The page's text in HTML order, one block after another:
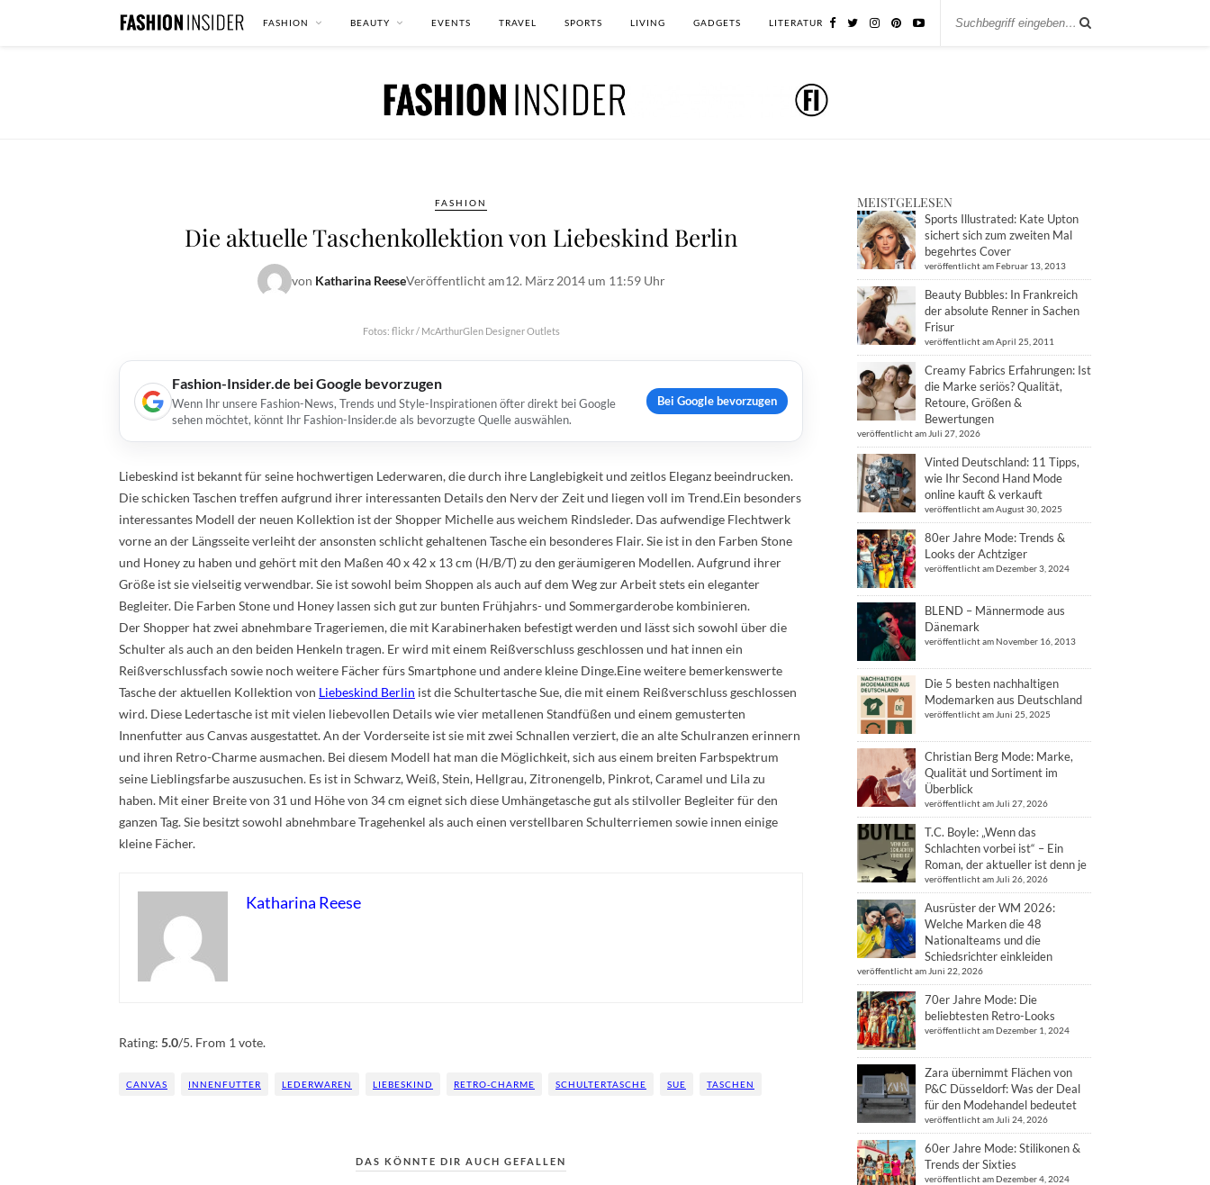
FASHION BEAUTY EVENTS TRAVEL SPORTS LIVING GADGETS LITERATUR
FASHION
Die aktuelle Taschenkollektion von Liebeskind Berlin
von Katharina ReeseVeröffentlicht am12. März 2014 um 11:59 Uhr
Fotos: flickr / McArthurGlen Designer Outlets
Fashion-Insider.de bei Google bevorzugen
Wenn Ihr unsere Fashion-News, Trends und Style-Inspirationen öfter direkt bei Google
sehen möchtet, könnt Ihr Fashion-Insider.de als bevorzugte Quelle auswählen.
Bei Google bevorzugen
Liebeskind ist bekannt für seine hochwertigen Lederwaren, die durch ihre Langlebigkeit und zeitlos Eleganz beeindrucken.
Die schicken Taschen treffen aufgrund ihrer interessanten Details den Nerv der Zeit und liegen voll im Trend.Ein besonders
interessantes Modell der neuen Kollektion ist der Shopper Michelle aus weichem Rindsleder. Das aufwendige Flechtwerk
vorne an der Längsseite verleiht der ansonsten schlicht gehaltenen Tasche ein besonderes Flair. Sie ist in den Farben Stone
und Honey zu haben und gehört mit den Maßen 40 x 42 x 13 cm (H/B/T) zu den geräumigeren Modellen. Aufgrund ihrer
Größe ist sie vielseitig verwendbar. Sie ist sowohl beim Shoppen als auch auf dem Weg zur Arbeit stets ein eleganter
Begleiter. Die Farben Stone und Honey lassen sich gut zur bunten Frühjahrs- und Sommergarderobe kombinieren.
Der Shopper hat zwei abnehmbare Trageriemen, die mit Karabinerhaken befestigt werden und lässt sich sowohl über die
Schulter als auch an den beiden Henkeln tragen. Er wird mit einem Reißverschluss geschlossen und hat innen ein
Reißverschlussfach sowie noch weitere Fächer fürs Smartphone und andere kleine Dinge.Eine weitere bemerkenswerte
Tasche der aktuellen Kollektion von Liebeskind Berlin ist die Schultertasche Sue, die mit einem Reißverschluss geschlossen
wird. Diese Ledertasche ist mit vielen liebevollen Details wie vier metallenen Standfüßen und einem gemusterten
Innenfutter aus Canvas ausgestattet. An der Vorderseite ist sie mit zwei Schnallen verziert, die an alte Schulranzen erinnern
und ihren Retro-Charme ausmachen. Bei diesem Modell hat man die Möglichkeit, sich aus einem breiten Farbspektrum
seine Lieblingsfarbe auszusuchen. Es ist in Schwarz, Weiß, Stein, Hellgrau, Zitronengelb, Pinkrot, Caramel und Lila zu
haben. Mit einer Breite von 31 und Höhe von 34 cm eignet sich diese Umhängetasche gut als stilvoller Begleiter für den
ganzen Tag. Sie besitzt sowohl abnehmbare Tragehenkel als auch einen verstellbaren Schulterriemen sowie innen einige
kleine Fächer.
Katharina Reese
Rating: 5.0/5. From 1 vote.
CANVAS INNENFUTTER LEDERWAREN LIEBESKIND RETRO-CHARME SCHULTERTASCHE SUE TASCHEN
DAS KÖNNTE DIR AUCH GEFALLEN
MEISTGELESEN
Sports Illustrated: Kate Upton
sichert sich zum zweiten Mal
begehrtes Cover
veröffentlicht am Februar 13, 2013
Beauty Bubbles: In Frankreich
der absolute Renner in Sachen
Frisur
veröffentlicht am April 25, 2011
Creamy Fabrics Erfahrungen: Ist
die Marke seriös? Qualität,
Retoure, Größen &
Bewertungen
veröffentlicht am Juli 27, 2026
Vinted Deutschland: 11 Tipps,
wie Ihr Second Hand Mode
online kauft & verkauft
veröffentlicht am August 30, 2025
80er Jahre Mode: Trends &
Looks der Achtziger
veröffentlicht am Dezember 3, 2024
BLEND – Männermode aus
Dänemark
veröffentlicht am November 16, 2013
Die 5 besten nachhaltigen
Modemarken aus Deutschland
veröffentlicht am Juni 25, 2025
Christian Berg Mode: Marke,
Qualität und Sortiment im
Überblick
veröffentlicht am Juli 27, 2026
T.C. Boyle: „Wenn das
Schlachten vorbei ist“ – Ein
Roman, der aktueller ist denn je
veröffentlicht am Juli 26, 2026
Ausrüster der WM 2026:
Welche Marken die 48
Nationalteams und die
Schiedsrichter einkleiden
veröffentlicht am Juni 22, 2026
70er Jahre Mode: Die
beliebtesten Retro-Looks
veröffentlicht am Dezember 1, 2024
Zara übernimmt Flächen von
P&C Düsseldorf: Was der Deal
für den Modehandel bedeutet
veröffentlicht am Juli 24, 2026
60er Jahre Mode: Stilikonen &
Trends der Sixties
veröffentlicht am Dezember 4, 2024